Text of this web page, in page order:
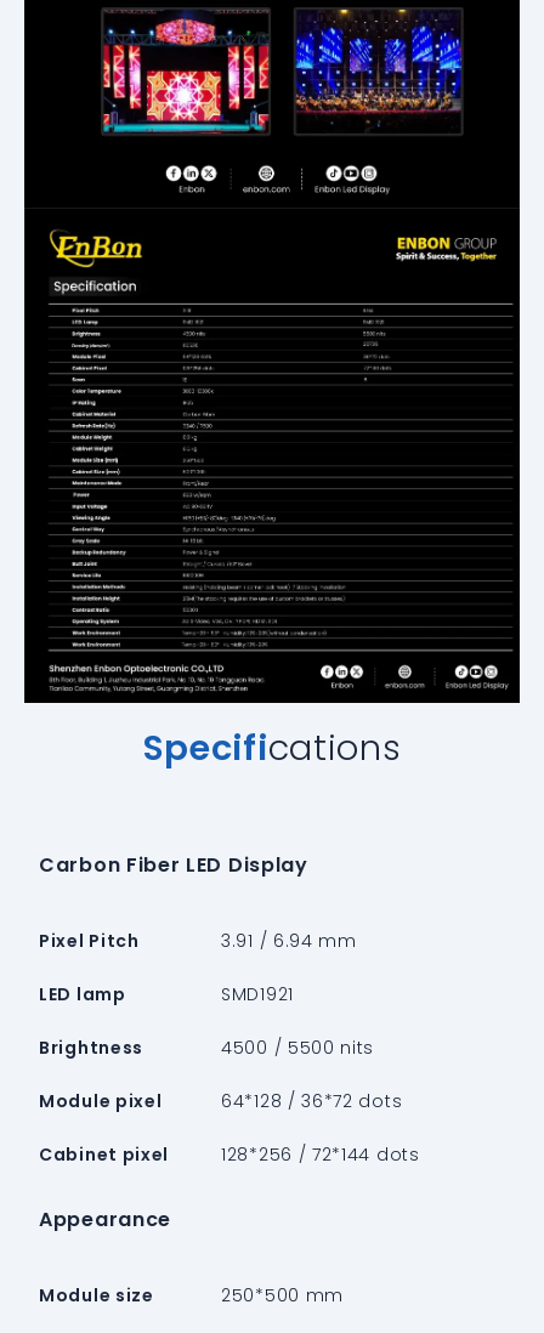
Specifications
Carbon Fiber LED Display
Pixel Pitch 3.91 / 6.94 mm
LED lamp SMD1921
Brightness 4500 / 5500 nits
Module pixel 64*128 / 36*72 dots
Cabinet pixel 128*256 / 72*144 dots
Appearance
Module size 250*500 mm